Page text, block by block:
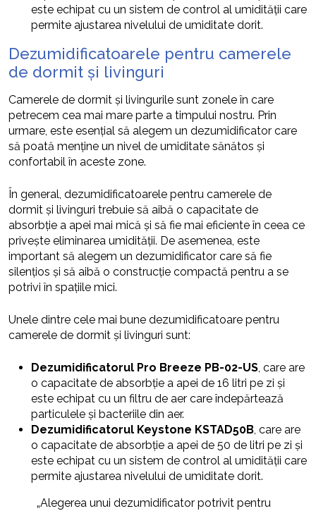
este echipat cu un sistem de control al umidității care
permite ajustarea nivelului de umiditate dorit.
Dezumidificatoarele pentru camerele
de dormit și livinguri
Camerele de dormit și livingurile sunt zonele în care
petrecem cea mai mare parte a timpului nostru. Prin
urmare, este esențial să alegem un dezumidificator care
să poată menține un nivel de umiditate sănătos și
confortabil în aceste zone.
În general, dezumidificatoarele pentru camerele de
dormit și livinguri trebuie să aibă o capacitate de
absorbție a apei mai mică și să fie mai eficiente în ceea ce
privește eliminarea umidității. De asemenea, este
important să alegem un dezumidificator care să fie
silențios și să aibă o construcție compactă pentru a se
potrivi în spațiile mici.
Unele dintre cele mai bune dezumidificatoare pentru
camerele de dormit și livinguri sunt:
Dezumidificatorul Pro Breeze PB-02-US, care are
o capacitate de absorbție a apei de 16 litri pe zi și
este echipat cu un filtru de aer care îndepărtează
particulele și bacteriile din aer.
Dezumidificatorul Keystone KSTAD50B, care are
o capacitate de absorbție a apei de 50 de litri pe zi și
este echipat cu un sistem de control al umidității care
permite ajustarea nivelului de umiditate dorit.
„Alegerea unui dezumidificator potrivit pentru